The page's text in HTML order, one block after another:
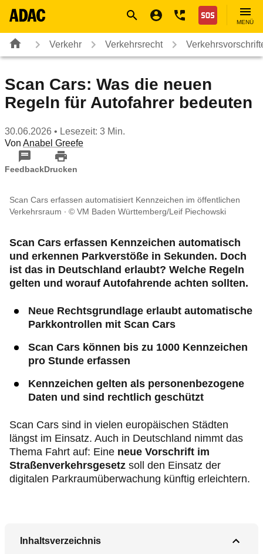
Nothilfe
MENÜ
Verkehr Verkehrsrecht
Scan Cars: Was die neuen
Regeln für Autofahrer bedeuten
30.06.2026 • Lesezeit: 3 Min.
Von Anabel Greefe
FeedbackDrucken
Scan Cars erfassen automatisiert Kennzeichen im öffentlichen
Verkehrsraum
© VM Baden Württemberg/Leif Piechowski
Scan Cars erfassen Kennzeichen automatisch
und erkennen Parkverstöße in Sekunden. Doch
ist das in Deutschland erlaubt? Welche Regeln
gelten und worauf Autofahrende achten sollten.
Neue Rechtsgrundlage erlaubt automatische
Parkkontrollen mit Scan Cars
Scan Cars können bis zu 1000 Kennzeichen
pro Stunde erfassen
Kennzeichen gelten als personenbezogene
Daten und sind rechtlich geschützt
Scan Cars sind in vielen europäischen Städten
längst im Einsatz. Auch in Deutschland nimmt das
Thema Fahrt auf: Eine neue Vorschrift im
Straßenverkehrsgesetz soll den Einsatz der
digitalen Parkraumüberwachung künftig erleichtern.
Inhaltsverzeichnis